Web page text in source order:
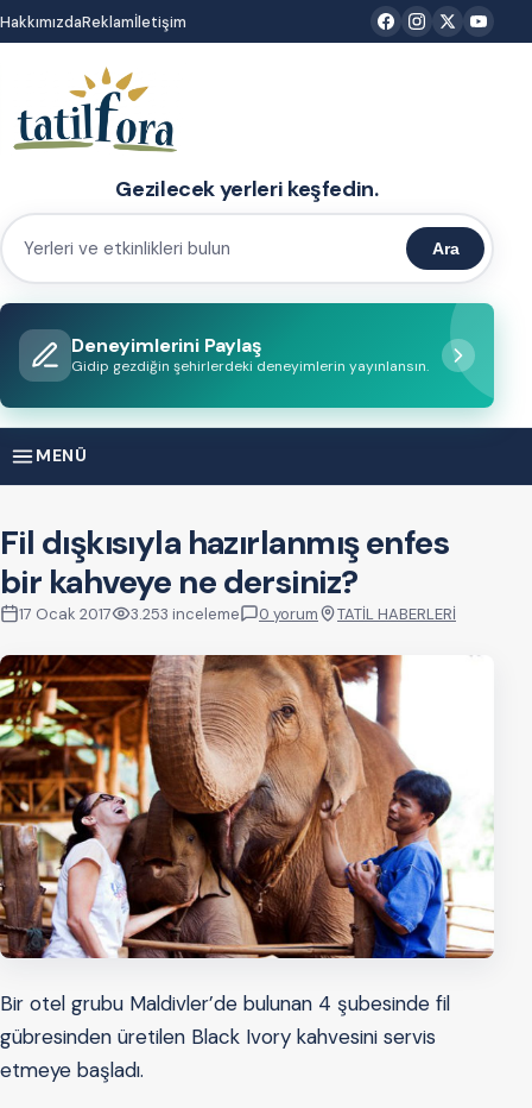
İçeriğe
atla
HakkımızdaReklamİletişim
Gezilecek yerleri keşfedin.
Yerleri
etkinlikleri
bulun
Ara
Deneyimlerini Paylaş
Gidip gezdiğin şehirlerdeki deneyimlerin yayınlansın.
MENÜ
Fil dışkısıyla hazırlanmış enfes
bir kahveye ne dersiniz?
17 Ocak 2017 3.253 inceleme 0 yorum TATİL HABERLERİ
Bir otel grubu Maldivler’de bulunan 4 şubesinde fil
gübresinden üretilen Black Ivory kahvesini servis
etmeye başladı.